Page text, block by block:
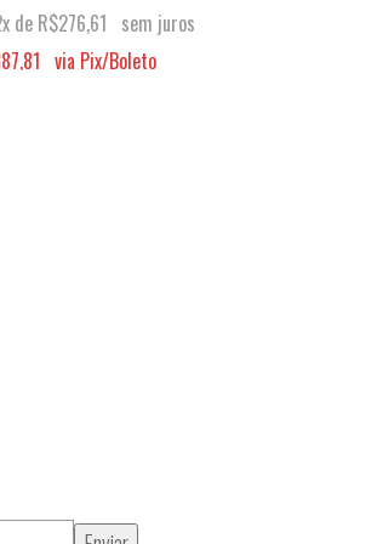
de R$276,61 sem juros
via Pix/Boleto